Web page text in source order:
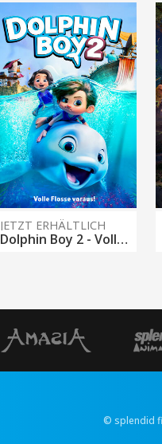
JETZT ERHÄLTLICH
Dolphin Boy 2 - Volle Flosse voraus!
© splendid